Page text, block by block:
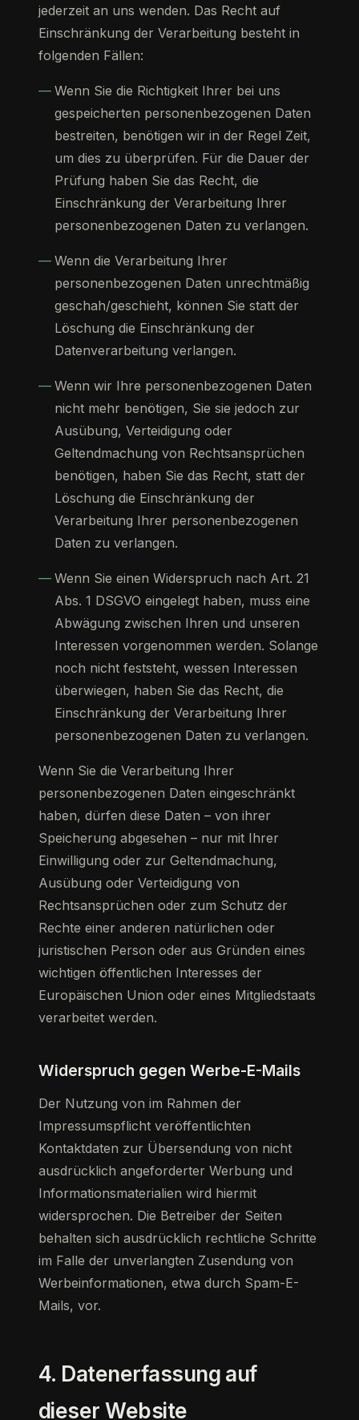
jederzeit an uns wenden. Das Recht auf
Einschränkung der Verarbeitung besteht in
folgenden Fällen:
Wenn Sie die Richtigkeit Ihrer bei uns
gespeicherten personenbezogenen Daten
bestreiten, benötigen wir in der Regel Zeit,
um dies zu überprüfen. Für die Dauer der
Prüfung haben Sie das Recht, die
Einschränkung der Verarbeitung Ihrer
personenbezogenen Daten zu verlangen.
Wenn die Verarbeitung Ihrer
personenbezogenen Daten unrechtmäßig
geschah/geschieht, können Sie statt der
Löschung die Einschränkung der
Datenverarbeitung verlangen.
Wenn wir Ihre personenbezogenen Daten
nicht mehr benötigen, Sie sie jedoch zur
Ausübung, Verteidigung oder
Geltendmachung von Rechtsansprüchen
benötigen, haben Sie das Recht, statt der
Löschung die Einschränkung der
Verarbeitung Ihrer personenbezogenen
Daten zu verlangen.
Wenn Sie einen Widerspruch nach Art. 21
Abs. 1 DSGVO eingelegt haben, muss eine
Abwägung zwischen Ihren und unseren
Interessen vorgenommen werden. Solange
noch nicht feststeht, wessen Interessen
überwiegen, haben Sie das Recht, die
Einschränkung der Verarbeitung Ihrer
personenbezogenen Daten zu verlangen.
Wenn Sie die Verarbeitung Ihrer
personenbezogenen Daten eingeschränkt
haben, dürfen diese Daten – von ihrer
Speicherung abgesehen – nur mit Ihrer
Einwilligung oder zur Geltendmachung,
Ausübung oder Verteidigung von
Rechtsansprüchen oder zum Schutz der
Rechte einer anderen natürlichen oder
juristischen Person oder aus Gründen eines
wichtigen öffentlichen Interesses der
Europäischen Union oder eines Mitgliedstaats
verarbeitet werden.
Widerspruch gegen Werbe-E-Mails
Der Nutzung von im Rahmen der
Impressumspflicht veröffentlichten
Kontaktdaten zur Übersendung von nicht
ausdrücklich angeforderter Werbung und
Informationsmaterialien wird hiermit
widersprochen. Die Betreiber der Seiten
behalten sich ausdrücklich rechtliche Schritte
im Falle der unverlangten Zusendung von
Werbeinformationen, etwa durch Spam-E-
Mails, vor.
4. Datenerfassung auf
dieser Website